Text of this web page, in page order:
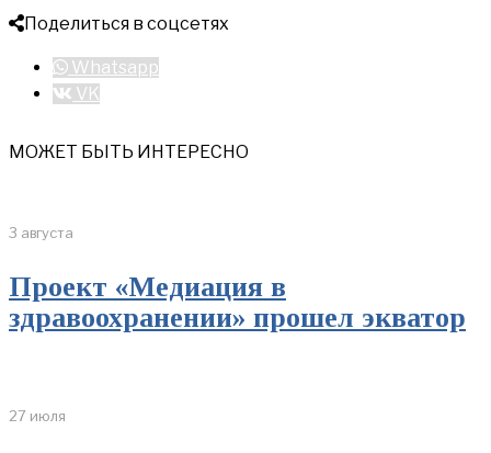
Поделиться в соцсетях
Whatsapp
VK
МОЖЕТ БЫТЬ ИНТЕРЕСНО
3 августа
Проект «Медиация в
здравоохранении» прошел экватор
27 июля